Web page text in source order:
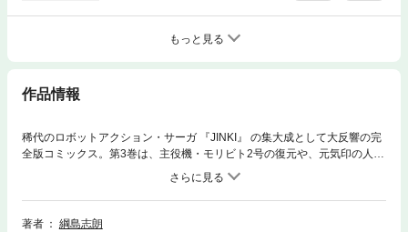
もっと見る
作品情報
稀代のロボットアクション・サーガ 『JINKI』 の集大成として大反響の完
全版コミックス。第3巻は、主役機・モリビト2号の復元や、元気印の人気
ヒロイン・エルニィの登場など見所満載！ 雑誌連載時のカラーページも
著者
綱島志朗